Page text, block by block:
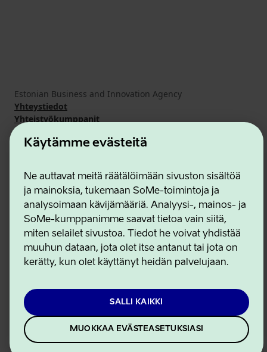
Käytämme evästeitä
Ne auttavat meitä räätälöimään sivuston sisältöä
ja mainoksia, tukemaan SoMe-toimintoja ja
analysoimaan kävijämääriä. Analyysi-, mainos- ja
SoMe-kumppanimme saavat tietoa vain siitä,
miten selailet sivustoa. Tiedot he voivat yhdistää
muuhun dataan, jota olet itse antanut tai jota on
kerätty, kun olet käyttänyt heidän palvelujaan.
SALLI KAIKKI
MUOKKAA EVÄSTEASETUKSIASI
Estonian Business and Innovation Agency
Yhteystiedot
Yhteistyökumppanit
Käyttöehdot
Eväste- ja tietosuojakäytäntö